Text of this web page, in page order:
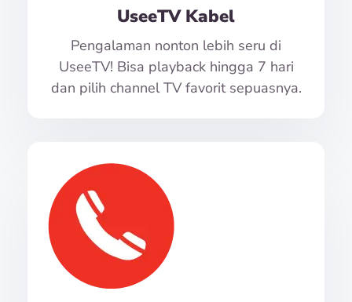
UseeTV Kabel
Pengalaman nonton lebih seru di
UseeTV! Bisa playback hingga 7 hari
dan pilih channel TV favorit sepuasnya.